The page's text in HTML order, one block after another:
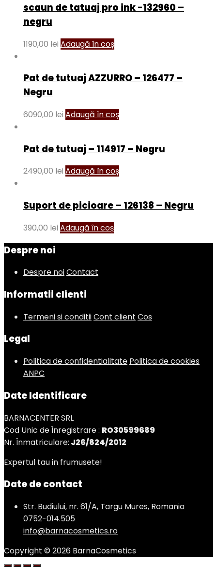
scaun de tatuaj pro ink -132960 –
negru
1190,00 lei Adaugă în coș
Pat de tutuaj AZZURRO – 126477 –
Negru
6090,00 lei Adaugă în coș
Pat de tutuaj – 114917 – Negru
2490,00 lei Adaugă în coș
Suport de picioare – 126138 – Negru
390,00 lei Adaugă în coș
Despre noi
Despre noiContact
Informatii clienti
Termeni si conditiiCont client Cos
Legal
Politica de confidentialitate Politica de cookies
ANPC
Date Identificare
BARNACENTER SRL
Cod Unic de Înregistrare : RO30599689
Nr. Înmatriculare: J26/824/2012
Expertul tau in frumusete!
Date de contact
Str. Budiului, nr. 61/A, Targu Mures, Romania
0752-014.505
info@barnacosmetics.ro
Copyright © 2026 BarnaCosmetics